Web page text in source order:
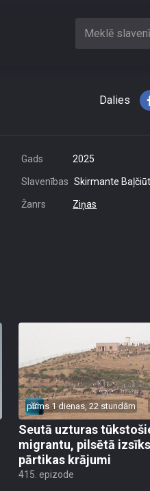
Meklē
Dalies
Gads 2025
Slavenības Skirmante
Žanrs Ziņas
pirms 1 dienas, 22 stundām
Seutā uzturas
migrantu, pilsētā
pārtikas krājumi
415. epizode